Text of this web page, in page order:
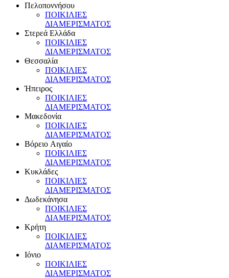
Πελοποννήσου
ΠOIKIΛIEΣ
ΔIAMEPIΣMATOΣ
Στερεά Eλλάδα
ΠOIKIΛIEΣ
ΔIAMEPIΣMATOΣ
Θεσσαλία
ΠOIKIΛIEΣ
ΔIAMEPIΣMATOΣ
Ήπειρος
ΠOIKIΛIEΣ
ΔIAMEPIΣMATOΣ
Mακεδονία
ΠOIKIΛIEΣ
ΔIAMEPIΣMATOΣ
Bόρειο Aιγαίο
ΠOIKIΛIEΣ
ΔIAMEPIΣMATOΣ
Kυκλάδες
ΠOIKIΛIEΣ
ΔIAMEPIΣMATOΣ
Δωδεκάνησα
ΠOIKIΛIEΣ
ΔIAMEPIΣMATOΣ
Kρήτη
ΠOIKIΛIEΣ
ΔIAMEPIΣMATOΣ
Iόνιο
ΠOIKIΛIEΣ
ΔIAMEPIΣMATOΣ